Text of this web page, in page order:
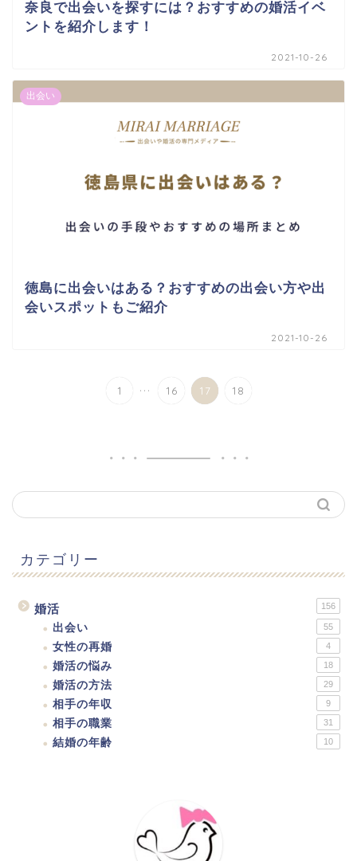
奈良で出会いを探すには？おすすめの婚活イベ
ントを紹介します！
2021-10-26
出会い
徳島に出会いはある？おすすめの出会い方や出
会いスポットもご紹介
2021-10-26
1 ... 16 17 18
カテゴリー
婚活 156
出会い 55
女性の再婚 4
婚活の悩み 18
婚活の方法 29
相手の年収 9
相手の職業 31
結婚の年齢 10